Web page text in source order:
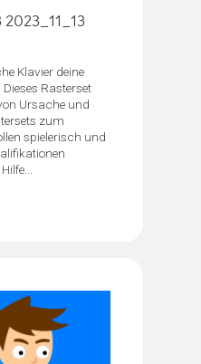
Klavier deine
Rasterset
Ursache und
zum
spielerisch und